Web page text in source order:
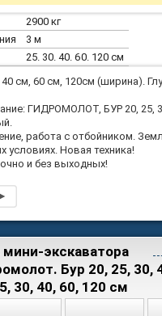
2900 кг
3 м
25. 30. 40. 60. 120 см
см, 60 см, 120см (ширина).
ГИДРОМОЛОТ, БУР 20, 25,
работа с отбойником.
условиях. Новая техника!
и без выходных!
экскаватора
Бур 20, 25, 30,
30, 40, 60, 120 см